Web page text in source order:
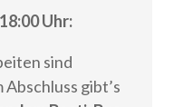
Uhr:
sind
gibt’s